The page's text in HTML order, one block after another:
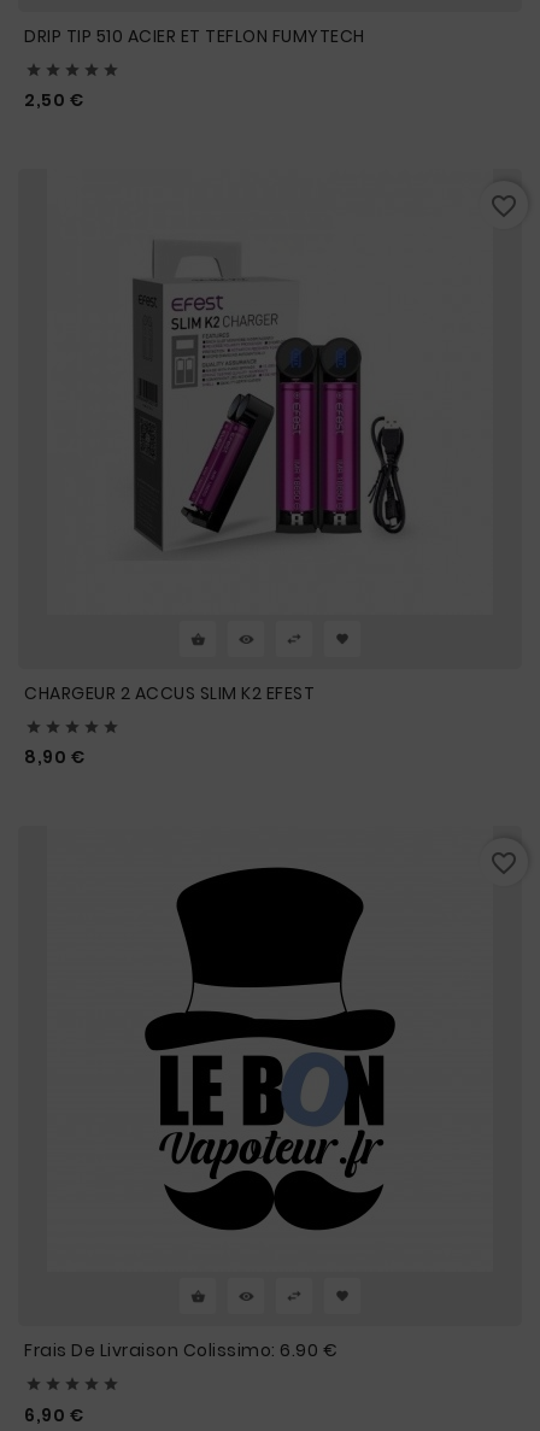
DRIP TIP 510 ACIER ET TEFLON FUMYTECH
    
2,50 €
CHARGEUR 2 ACCUS SLIM K2 EFEST
    
8,90 €
favorite_border
Frais De Livraison Colissimo: 6.90 €
    
6,90 €
favorite_border